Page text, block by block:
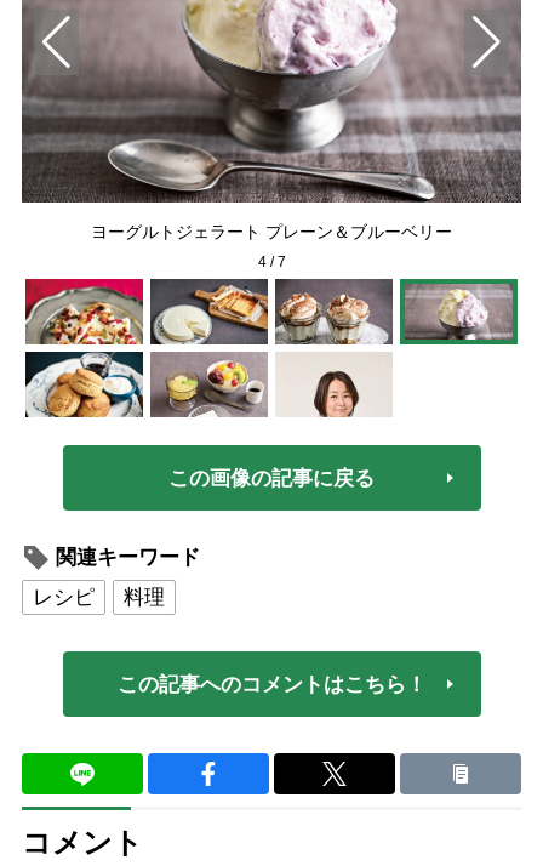
ヨーグルトジェラート プレーン＆ブルーベリー
4/7
この画像の記事に戻る
関連キーワード
レシピ
料理
この記事へのコメントはこちら！
コメント